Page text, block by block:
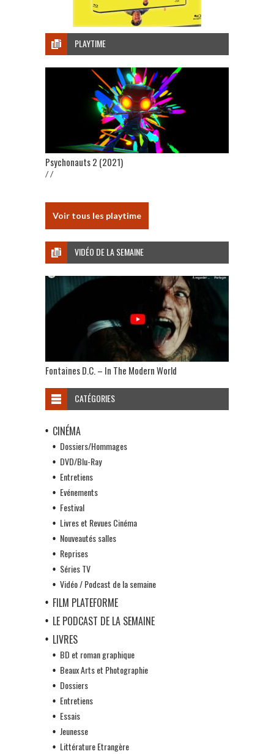
PLAYTIME
Psychonauts 2 (2021)
/ /
Voir tous les playtime
VIDÉO DE LA SEMAINE
Fontaines D.C. – In The Modern World
CATÉGORIES
CINÉMA
Dossiers/Hommages
DVD/Blu-Ray
Entretiens
Evénements
Festival
Livres et Revues Cinéma
Nouveautés salles
Reprises
Séries TV
Vidéo / Podcast de la semaine
FILM PLATEFORME
LE PODCAST DE LA SEMAINE
LIVRES
BD et roman graphique
Beaux Arts et Photographie
Dossiers
Entretiens
Essais
Jeunesse
Littérature Etrangère